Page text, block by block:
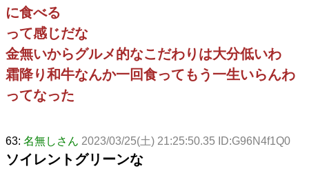
に食べる
って感じだな
金無いからグルメ的なこだわりは大分低いわ
霜降り和牛なんか一回食ってもう一生いらんわ
ってなった
63: 名無しさん 2023/03/25(土) 21:25:50.35 ID:G96N4f1Q0
ソイレントグリーンな